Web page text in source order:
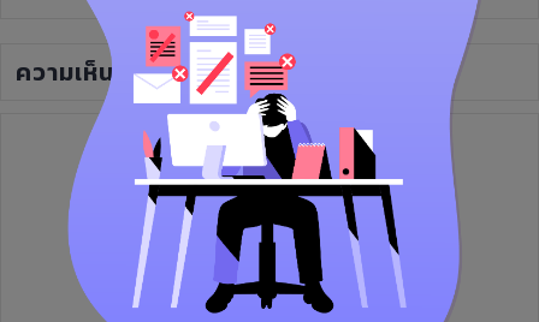
ความเห็น (0)
ยังไม่มีความเห็น